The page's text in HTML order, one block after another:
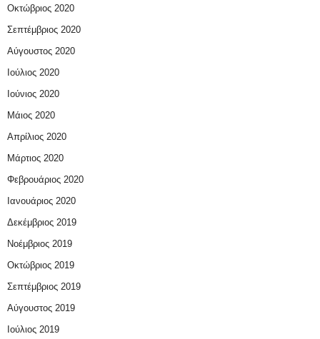
Οκτώβριος 2020
Σεπτέμβριος 2020
Αύγουστος 2020
Ιούλιος 2020
Ιούνιος 2020
Μάιος 2020
Απρίλιος 2020
Μάρτιος 2020
Φεβρουάριος 2020
Ιανουάριος 2020
Δεκέμβριος 2019
Νοέμβριος 2019
Οκτώβριος 2019
Σεπτέμβριος 2019
Αύγουστος 2019
Ιούλιος 2019